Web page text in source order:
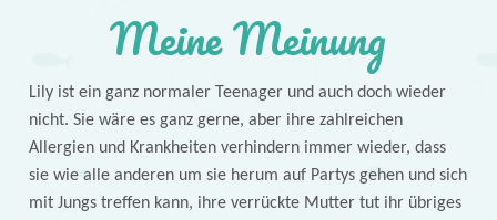
Meine Meinung
Lily ist ein ganz normaler Teenager und auch doch wieder
nicht. Sie wäre es ganz gerne, aber ihre zahlreichen
Allergien und Krankheiten verhindern immer wieder, dass
sie wie alle anderen um sie herum auf Partys gehen und sich
mit Jungs treffen kann, ihre verrückte Mutter tut ihr übriges